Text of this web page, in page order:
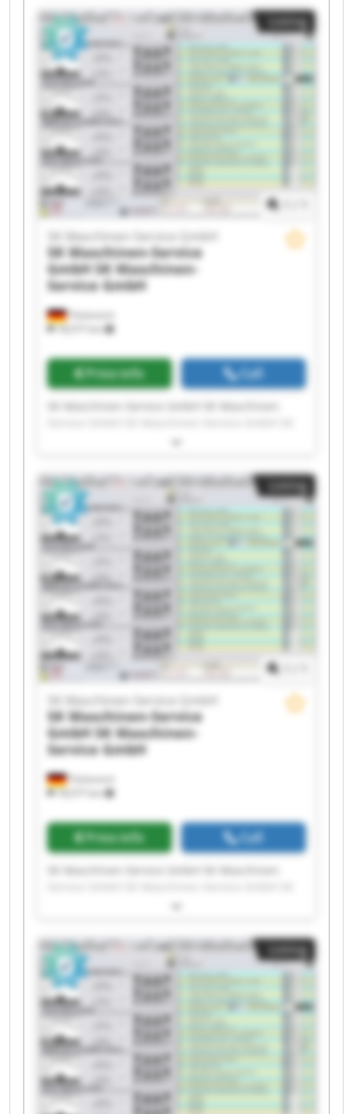
Maschinen-Service GmbH SK Maschinen-Service
GmbH SK Maschinen-Service GmbH SK
Maschinen-Service GmbH SK Maschinen-Service
GmbH SK Maschinen-Service GmbH SK
Maschinen-Service GmbH SK Maschinen-Service
GmbH SK Maschinen-Service GmbH SK
Maschinen-Service GmbH SK Maschinen-Service
GmbH SK Maschinen-Service GmbH SK
Maschinen-Service GmbH SK Maschinen-Service
GmbH
Listing
Tönisvorst
18,577 km
SK Maschinen-Service GmbH
SK Maschinen-Service
GmbH SK Maschinen-
Service GmbH
Price info Call
Maschinen-Service GmbH SK Maschinen-Service
Maschinen-Service GmbH SK Maschinen-Service
GmbH SK Maschinen-Service GmbH SK
Maschinen-Service GmbH SK Maschinen-Service
GmbH SK Maschinen-Service GmbH SK
Maschinen-Service GmbH SK Maschinen-Service
GmbH SK Maschinen-Service GmbH SK
Maschinen-Service GmbH SK Maschinen-Service
GmbH SK Maschinen-Service GmbH SK
Maschinen-Service GmbH SK Maschinen-Service
GmbH
Listing
Tönisvorst
18,577 km
SK Maschinen-Service GmbH
SK Maschinen-Service
GmbH SK Maschinen-
Service GmbH
Price info Call
Maschinen-Service GmbH SK Maschinen-Service
Maschinen-Service GmbH SK Maschinen-Service
GmbH SK Maschinen-Service GmbH SK
Maschinen-Service GmbH SK Maschinen-Service
GmbH SK Maschinen-Service GmbH SK
Maschinen-Service GmbH SK Maschinen-Service
GmbH SK Maschinen-Service GmbH SK
Maschinen-Service GmbH SK Maschinen-Service
GmbH SK Maschinen-Service GmbH SK
Maschinen-Service GmbH SK Maschinen-Service
GmbH
Listing